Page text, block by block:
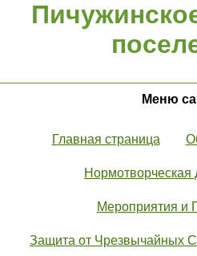
Меню
Главная страница
Нормотворческая
Мероприятия и
Защита от Чрезвычайных